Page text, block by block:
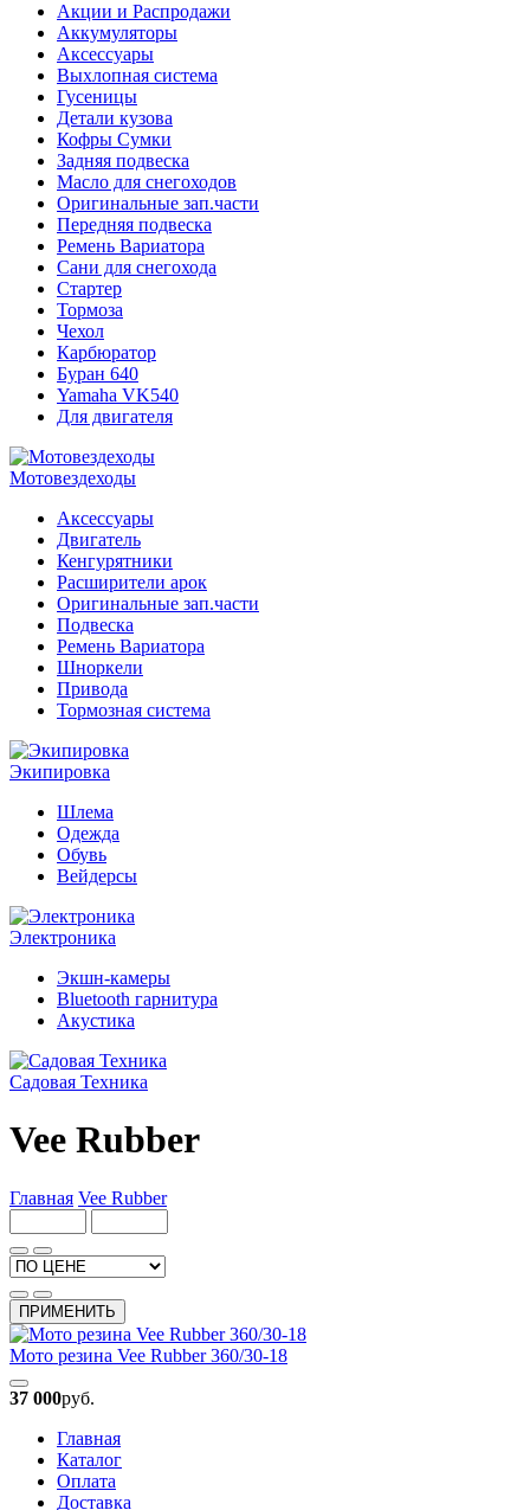
Акции и Распродажи
Аккумуляторы
Аксессуары
Выхлопная система
Гусеницы
Детали кузова
Кофры Сумки
Задняя подвеска
Масло для снегоходов
Оригинальные зап.части
Передняя подвеска
Ремень Вариатора
Сани для снегохода
Стартер
Тормоза
Чехол
Карбюратор
Буран 640
Yamaha VK540
Для двигателя
Мотовездеходы
Аксессуары
Двигатель
Кенгурятники
Расширители арок
Оригинальные зап.части
Подвеска
Ремень Вариатора
Шноркели
Привода
Тормозная система
Экипировка
Шлема
Одежда
Обувь
Вейдерсы
Электроника
Экшн-камеры
Bluetooth гарнитура
Акустика
Садовая Техника
Vee Rubber
Главная Vee Rubber
ПРИМЕНИТЬ
Мото резина Vee Rubber 360/30-18
37 000руб.
Главная
Каталог
Оплата
Доставка